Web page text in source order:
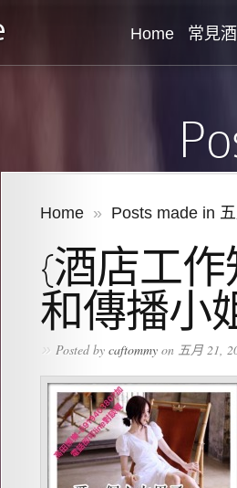
Home 常見
Home » Posts made in
{酒店工
和傳播小
» Posted by caftommy on 五月 21,